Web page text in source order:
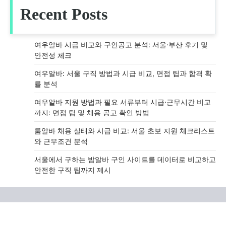
Recent Posts
여우알바 시급 비교와 구인공고 분석: 서울·부산 후기 및
안전성 체크
여우알바: 서울 구직 방법과 시급 비교, 면접 팁과 합격 확
률 분석
여우알바 지원 방법과 필요 서류부터 시급·근무시간 비교
까지: 면접 팁 및 채용 공고 확인 방법
룸알바 채용 실태와 시급 비교: 서울 초보 지원 체크리스트
와 근무조건 분석
서울에서 구하는 밤알바 구인 사이트를 데이터로 비교하고
안전한 구직 팁까지 제시